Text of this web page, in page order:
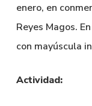
enero, en
Reyes Magos.
con mayúscula
Actividad: